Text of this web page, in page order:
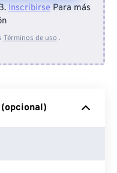
InscribirsePara más
Términos de uso .